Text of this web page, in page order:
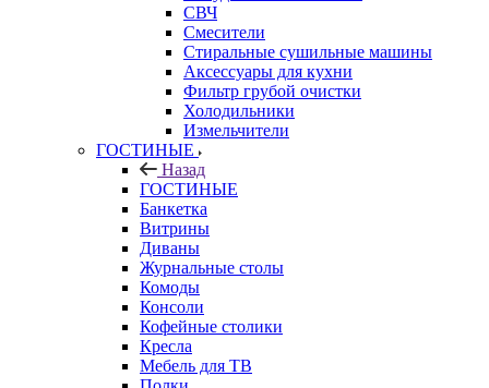
СВЧ
Смесители
Стиральные сушильные машины
Аксессуары для кухни
Фильтр грубой очистки
Холодильники
Измельчители
ГОСТИНЫЕ
Назад
ГОСТИНЫЕ
Банкетка
Витрины
Диваны
Журнальные столы
Комоды
Консоли
Кофейные столики
Кресла
Мебель для ТВ